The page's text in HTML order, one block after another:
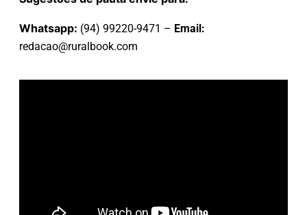
Whatsapp: (94) 99220-9471 – Email:
redacao@ruralbook.com